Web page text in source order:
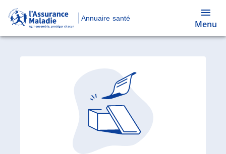
Annuaire santé
Menu